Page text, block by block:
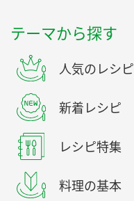
テーマから探す
人気のレシピ
新着レシピ
レシピ特集
料理の基本